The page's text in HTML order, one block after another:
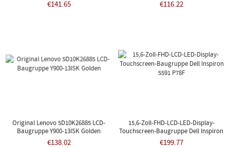
€141.65 €116.22
Original Lenovo 5D10K26885 LCD-
Baugruppe Y900-13ISK Golden
€138.02
15,6-Zoll-FHD-LCD-LED-Display-
Touchscreen-Baugruppe Dell Inspiron
5591 P78F
€199.77